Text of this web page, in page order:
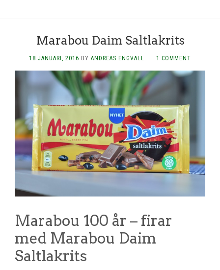
Marabou Daim Saltlakrits
18 JANUARI, 2016 BY ANDREAS ENGVALL · 1 COMMENT
Marabou 100 år – firar
med Marabou Daim
Saltlakrits